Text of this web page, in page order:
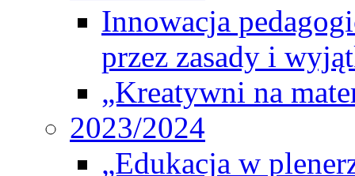
Innowacja
przez zasady i
„Kreatywni na
2023/2024
„Edukacja w